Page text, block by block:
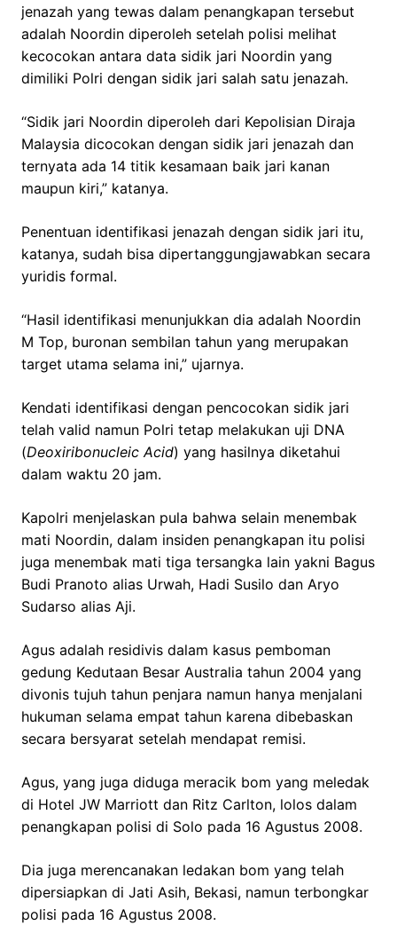
jenazah yang tewas dalam penangkapan tersebut
adalah Noordin diperoleh setelah polisi melihat
kecocokan antara data sidik jari Noordin yang
dimiliki Polri dengan sidik jari salah satu jenazah.
“Sidik jari Noordin diperoleh dari Kepolisian Diraja
Malaysia dicocokan dengan sidik jari jenazah dan
ternyata ada 14 titik kesamaan baik jari kanan
maupun kiri,” katanya.
Penentuan identifikasi jenazah dengan sidik jari itu,
katanya, sudah bisa dipertanggungjawabkan secara
yuridis formal.
“Hasil identifikasi menunjukkan dia adalah Noordin
M Top, buronan sembilan tahun yang merupakan
target utama selama ini,” ujarnya.
Kendati identifikasi dengan pencocokan sidik jari
telah valid namun Polri tetap melakukan uji DNA
(Deoxiribonucleic Acid) yang hasilnya diketahui
dalam waktu 20 jam.
Kapolri menjelaskan pula bahwa selain menembak
mati Noordin, dalam insiden penangkapan itu polisi
juga menembak mati tiga tersangka lain yakni Bagus
Budi Pranoto alias Urwah, Hadi Susilo dan Aryo
Sudarso alias Aji.
Agus adalah residivis dalam kasus pemboman
gedung Kedutaan Besar Australia tahun 2004 yang
divonis tujuh tahun penjara namun hanya menjalani
hukuman selama empat tahun karena dibebaskan
secara bersyarat setelah mendapat remisi.
Agus, yang juga diduga meracik bom yang meledak
di Hotel JW Marriott dan Ritz Carlton, lolos dalam
penangkapan polisi di Solo pada 16 Agustus 2008.
Dia juga merencanakan ledakan bom yang telah
dipersiapkan di Jati Asih, Bekasi, namun terbongkar
polisi pada 16 Agustus 2008.